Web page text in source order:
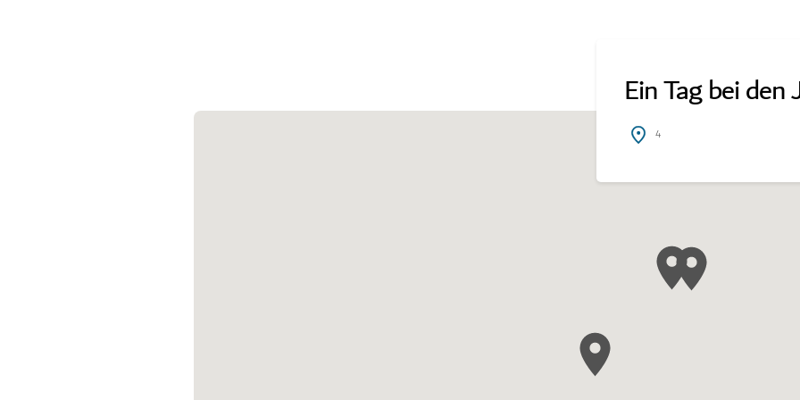
Ein Tag bei den
4